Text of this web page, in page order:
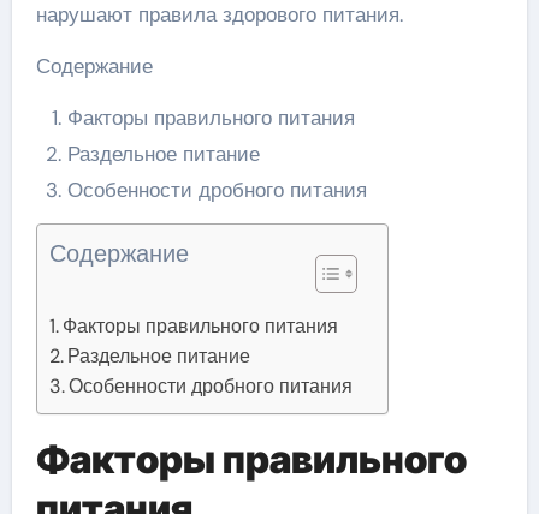
нарушают правила здорового питания.
Содержание
Факторы правильного питания
Раздельное питание
Особенности дробного питания
Содержание
Факторы правильного питания
Раздельное питание
Особенности дробного питания
Факторы правильного